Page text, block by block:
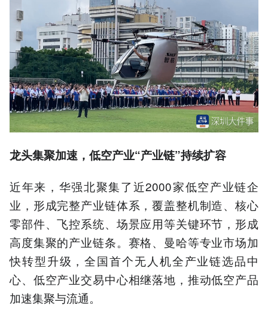
龙头集聚加速，低空产业“产业链”持续扩容
近年来，华强北聚集了近2000家低空产业链企
业，形成完整产业链体系，覆盖整机制造、核心
零部件、飞控系统、场景应用等关键环节，形成
高度集聚的产业链条。赛格、曼哈等专业市场加
快转型升级，全国首个无人机全产业链选品中
心、低空产业交易中心相继落地，推动低空产品
加速集聚与流通。